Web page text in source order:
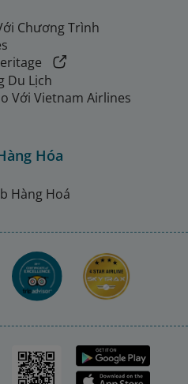
Chương Trình
Du Lịch
Với Vietnam Airlines
Hóa
Hàng Hoá